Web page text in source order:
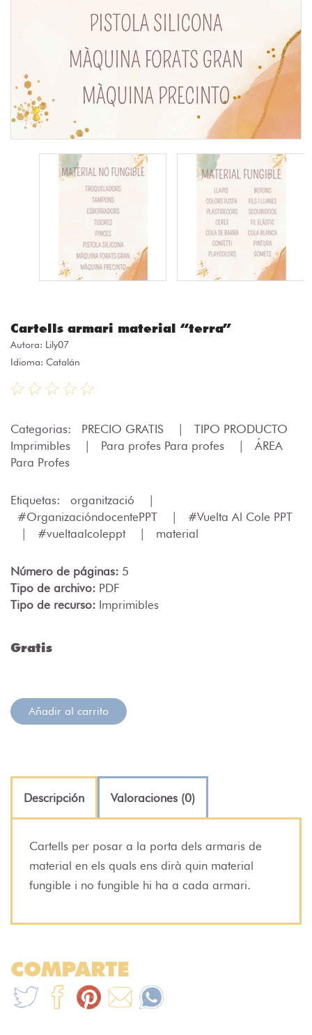
Cartells armari material “terra”
Autora: Lily07
Idioma: Catalán
Categorias: PRECIO GRATIS
TIPO PRODUCTO
Imprimibles
Para profes Para profes
ÁREA
Para Profes
Etiquetas: organització
#OrganizacióndocentePPT
#Vuelta Al Cole PPT
#vueltaalcoleppt material
Número de páginas: 5
Tipo de archivo: PDF
Tipo de recurso: Imprimibles
Gratis
Añadir al carrito
Descripción Valoraciones (0)
Cartells per posar a la porta dels armaris de
material en els quals ens dirà quin material
fungible i no fungible hi ha a cada armari.
COMPARTE